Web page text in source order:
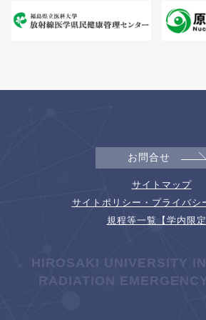
お問合せ
サイトマップ
サイトポリシー・プライバシ
規程等一覧【学内限定
HIROSAKI UNIVERSITY
RADIATION